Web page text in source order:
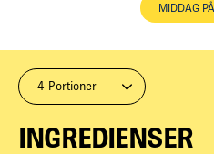
MIDDAG
4 Portioner
INGREDIENSER